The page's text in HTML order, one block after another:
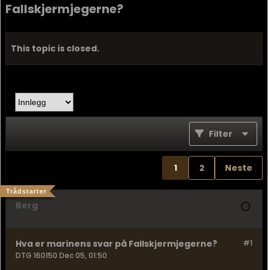
Fallskjermjegerne?
This topic is closed.
Filter
1 2 Neste
Berg
Trådstarter
#1
Hva er marinens svar på Fallskjermjegerne?
DTG 160150 Dec 05, 01:50